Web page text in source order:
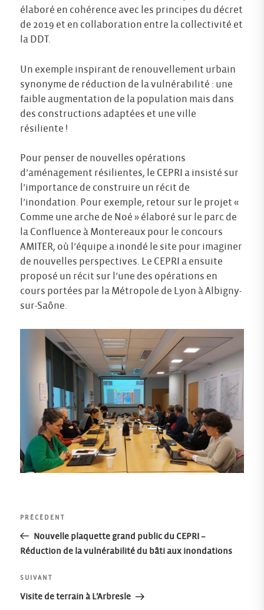
élaboré en cohérence avec les principes du décret
de 2019 et en collaboration entre la collectivité et
la DDT.
Un exemple inspirant de renouvellement urbain
synonyme de réduction de la vulnérabilité : une
faible augmentation de la population mais dans
des constructions adaptées et une ville
résiliente !
Pour penser de nouvelles opérations
d’aménagement résilientes, le CEPRI a insisté sur
l’importance de construire un récit de
l’inondation. Pour exemple, retour sur le projet «
Comme une arche de Noé » élaboré sur le parc de
la Confluence à Montereaux pour le concours
AMITER, où l’équipe a inondé le site pour imaginer
de nouvelles perspectives. Le CEPRI a ensuite
proposé un récit sur l’une des opérations en
cours portées par la Métropole de Lyon à Albigny-
sur-Saône.
Navigation
de
l’article
Article
précédent
PRÉCÉDENT
Nouvelle plaquette grand public du CEPRI –
Réduction de la vulnérabilité du bâti aux inondations
Article
suivant
SUIVANT
Visite de terrain à L’Arbresle